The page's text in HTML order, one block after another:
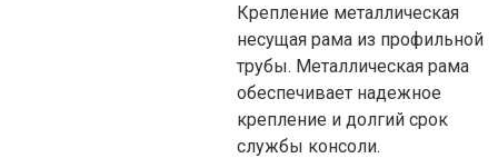
Крепление металлическая
несущая рама из профильной
трубы. Металлическая рама
обеспечивает надежное
крепление и долгий срок
службы консоли.